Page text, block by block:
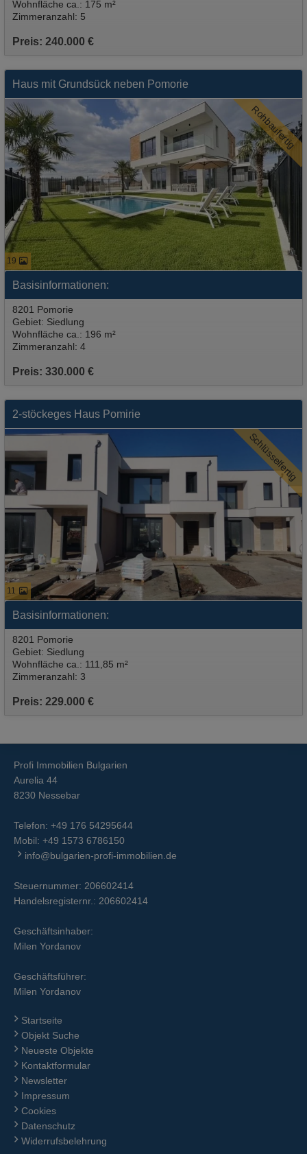
Preis: 240.000 €
Wohnfläche ca.: 175 m²
Zimmeranzahl: 5
Haus mit Grundsück neben Pomorie
19
Rohbaufertig
Basisinformationen:
8201 Pomorie
Gebiet: Siedlung
Preis: 330.000 €
Wohnfläche ca.: 196 m²
Zimmeranzahl: 4
2-stöckeges Haus Pomirie
11
Schlüsselfertig
Basisinformationen:
8201 Pomorie
Gebiet: Siedlung
Preis: 229.000 €
Wohnfläche ca.: 111,85 m²
Zimmeranzahl: 3
Profi Immobilien Bulgarien
Aurelia 44
8230 Nessebar
Telefon: +49 176 54295644
Mobil: +49 1573 6786150
info@bulgarien-profi-immobilien.de
Steuernummer: 206602414
Handelsregisternr.: 206602414
Geschäftsinhaber:
Milen Yordanov
Geschäftsführer:
Milen Yordanov
Startseite
Objekt Suche
Neueste Objekte
Kontaktformular
Newsletter
Impressum
Cookies
Datenschutz
Widerrufsbelehrung